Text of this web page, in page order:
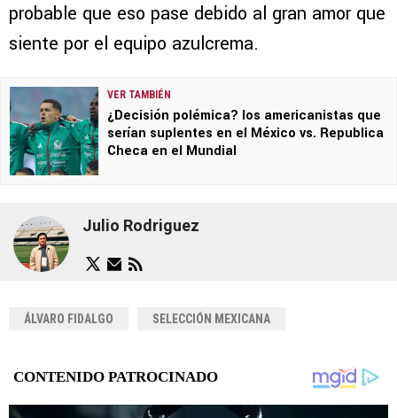
probable que eso pase debido al gran amor que
siente por el equipo azulcrema.
VER TAMBIÉN
¿Decisión polémica? los americanistas que
serían suplentes en el México vs. Republica
Checa en el Mundial
Julio Rodriguez
ÁLVARO FIDALGO SELECCIÓN MEXICANA